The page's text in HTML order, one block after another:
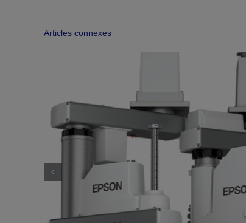
Articles connexes